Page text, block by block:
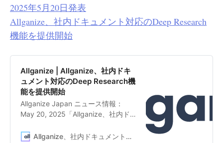
2025年5月20日発表
Allganize、社内ドキュメント対応のDeep Research
機能を提供開始
Allganize | Allganize、社内ドキ
ュメント対応のDeep Research機
能を提供開始
Allganize Japan ニュース情報：
May 20, 2025「Allganize、社内ド
能を提供開始」
Allganize、社内ドキュメント対応のDeep Research機能を提供開始